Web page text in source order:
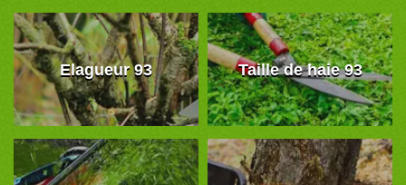
Elagueur 93 Taille de haie 93